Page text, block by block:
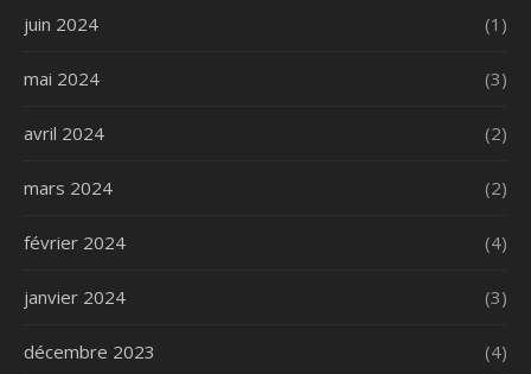
juin 2024 (1)
mai 2024 (3)
avril 2024 (2)
mars 2024 (2)
février 2024 (4)
janvier 2024 (3)
décembre 2023 (4)